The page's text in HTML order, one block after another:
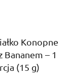
Konopne
Bananem – 1
(15 g)